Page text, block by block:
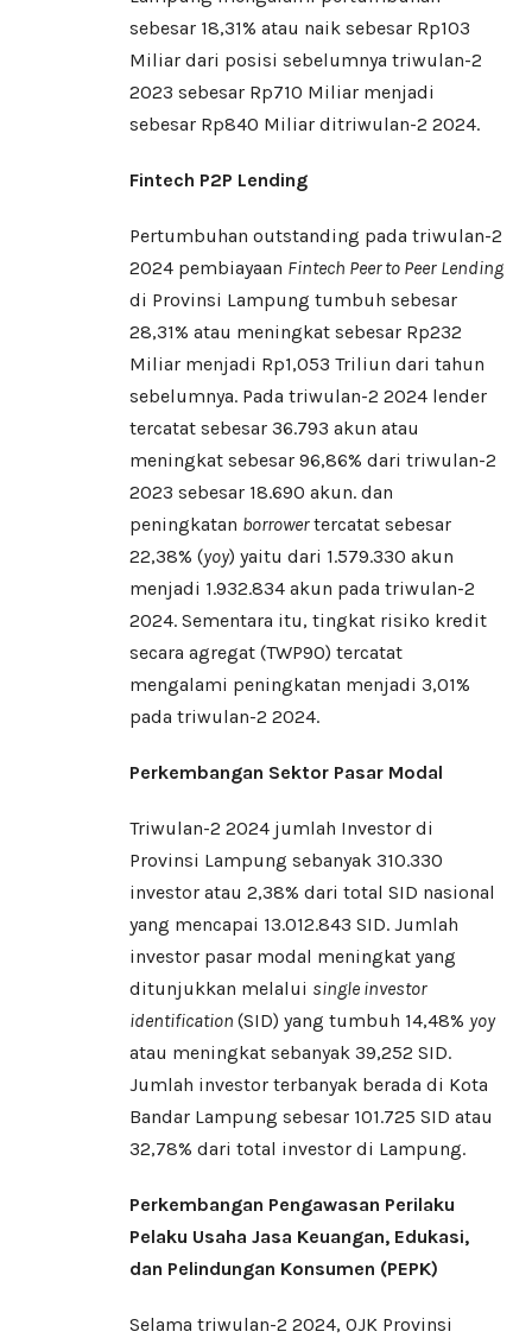
sebesar 18,31% atau naik sebesar Rp103
Miliar dari posisi sebelumnya triwulan-2
2023 sebesar Rp710 Miliar menjadi
sebesar Rp840 Miliar ditriwulan-2 2024.
Fintech P2P Lending
Pertumbuhan outstanding pada triwulan-2
2024 pembiayaan Fintech Peer to Peer Lending
di Provinsi Lampung tumbuh sebesar
28,31% atau meningkat sebesar Rp232
Miliar menjadi Rp1,053 Triliun dari tahun
sebelumnya. Pada triwulan-2 2024 lender
tercatat sebesar 36.793 akun atau
meningkat sebesar 96,86% dari triwulan-2
2023 sebesar 18.690 akun. dan
peningkatan borrowertercatat sebesar
22,38% (yoy) yaitu dari 1.579.330 akun
menjadi 1.932.834 akun pada triwulan-2
2024. Sementara itu, tingkat risiko kredit
secara agregat (TWP90) tercatat
mengalami peningkatan menjadi 3,01%
pada triwulan-2 2024.
Perkembangan Sektor Pasar Modal
Triwulan-2 2024 jumlah Investor di
Provinsi Lampung sebanyak 310.330
investor atau 2,38% dari total SID nasional
yang mencapai 13.012.843 SID. Jumlah
investor pasar modal meningkat yang
ditunjukkan melalui single investor
identification (SID) yang tumbuh 14,48% yoy
atau meningkat sebanyak 39,252 SID.
Jumlah investor terbanyak berada di Kota
Bandar Lampung sebesar 101.725 SID atau
32,78% dari total investor di Lampung.
Perkembangan Pengawasan Perilaku
Pelaku Usaha Jasa Keuangan, Edukasi,
dan Pelindungan Konsumen (PEPK)
Selama triwulan-2 2024, OJK Provinsi